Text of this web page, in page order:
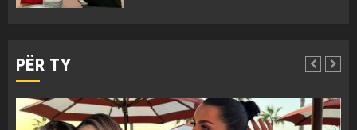
PËR TY
4 MARCH 25, 2025